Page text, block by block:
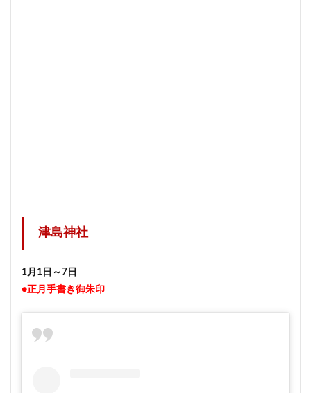
津島神社
1月1日～7日
●正月手書き御朱印